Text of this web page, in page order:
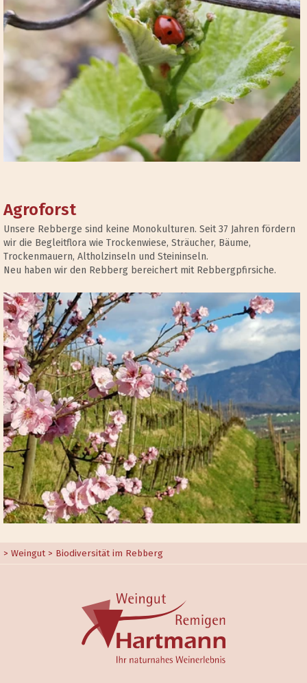
Agroforst
Unsere Rebberge sind keine Monokulturen. Seit 37 Jahren fördern
wir die Begleitflora wie Trockenwiese, Sträucher, Bäume,
Trockenmauern, Altholzinseln und Steininseln.
Neu haben wir den Rebberg bereichert mit Rebbergpfirsiche.
> Weingut > Biodiversität im Rebberg